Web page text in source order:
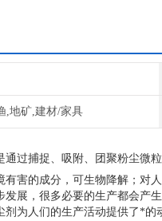
,地矿,建材/家具
通过捕捉、吸附、团聚粉尘微
害的成分，可生物降解；对
展，很多必要的生产都会产
为人们的生产活动提供了*